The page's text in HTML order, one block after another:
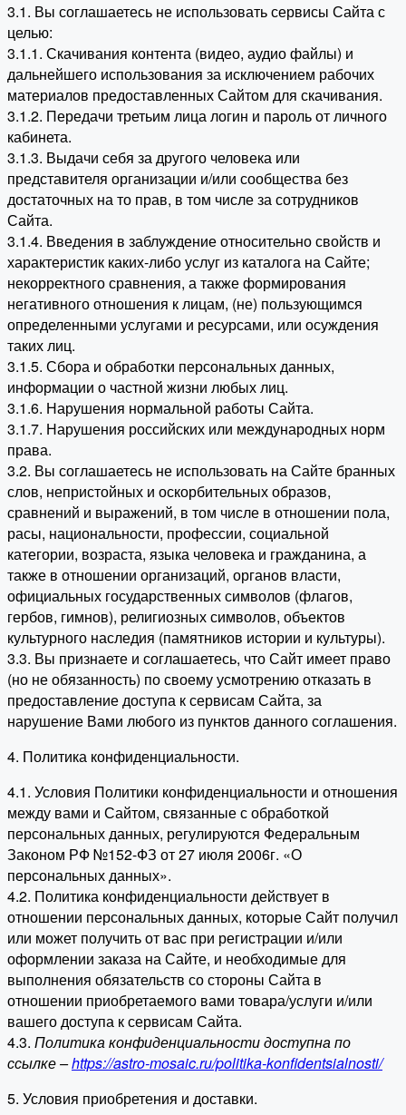
3.1. Вы соглашаетесь не использовать сервисы Сайта с
целью:
3.1.1. Скачивания контента (видео, аудио файлы) и
дальнейшего использования за исключением рабочих
материалов предоставленных Сайтом для скачивания.
3.1.2. Передачи третьим лица логин и пароль от личного
кабинета.
3.1.3. Выдачи себя за другого человека или
представителя организации и/или сообщества без
достаточных на то прав, в том числе за сотрудников
Сайта.
3.1.4. Введения в заблуждение относительно свойств и
характеристик каких-либо услуг из каталога на Сайте;
некорректного сравнения, а также формирования
негативного отношения к лицам, (не) пользующимся
определенными услугами и ресурсами, или осуждения
таких лиц.
3.1.5. Сбора и обработки персональных данных,
информации о частной жизни любых лиц.
3.1.6. Нарушения нормальной работы Сайта.
3.1.7. Нарушения российских или международных норм
права.
3.2. Вы соглашаетесь не использовать на Сайте бранных
слов, непристойных и оскорбительных образов,
сравнений и выражений, в том числе в отношении пола,
расы, национальности, профессии, социальной
категории, возраста, языка человека и гражданина, а
также в отношении организаций, органов власти,
официальных государственных символов (флагов,
гербов, гимнов), религиозных символов, объектов
культурного наследия (памятников истории и культуры).
3.3. Вы признаете и соглашаетесь, что Сайт имеет право
(но не обязанность) по своему усмотрению отказать в
предоставление доступа к сервисам Сайта, за
нарушение Вами любого из пунктов данного соглашения.
4. Политика конфиденциальности.
4.1. Условия Политики конфиденциальности и отношения
между вами и Сайтом, связанные с обработкой
персональных данных, регулируются Федеральным
Законом РФ №152-ФЗ от 27 июля 2006г. «О
персональных данных».
4.2. Политика конфиденциальности действует в
отношении персональных данных, которые Сайт получил
или может получить от вас при регистрации и/или
оформлении заказа на Сайте, и необходимые для
выполнения обязательств со стороны Сайта в
отношении приобретаемого вами товара/услуги и/или
вашего доступа к сервисам Сайта.
4.3. Политика конфиденциальности доступна по
ссылке –https://astro-mosaic.ru/politika-konfidentsialnosti/
5. Условия приобретения и доставки.